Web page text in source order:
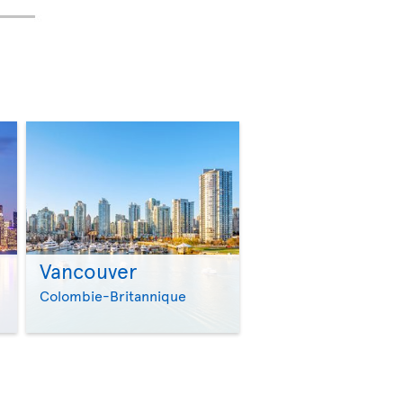
>
Vancouver
Colombie-Britannique